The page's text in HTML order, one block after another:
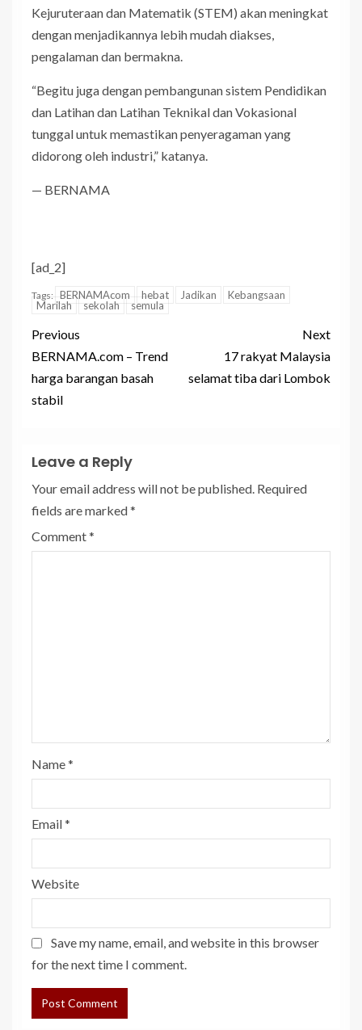
Kejuruteraan dan Matematik (STEM) akan meningkat
dengan menjadikannya lebih mudah diakses,
pengalaman dan bermakna.
“Begitu juga dengan pembangunan sistem Pendidikan
dan Latihan dan Latihan Teknikal dan Vokasional
tunggal untuk memastikan penyeragaman yang
didorong oleh industri,” katanya.
— BERNAMA
[ad_2]
Tags: BERNAMAcom hebat Jadikan
Kebangsaan
Marilah
sekolah semula
Previous
BERNAMA.com – Trend
harga barangan basah
stabil
Next
17 rakyat Malaysia
selamat tiba dari Lombok
Leave a Reply
Your email address will not be published. Required
fields are marked*
Comment*
Name*
Email*
Website
Save my name, email, and website in this browser
for the next time I comment.